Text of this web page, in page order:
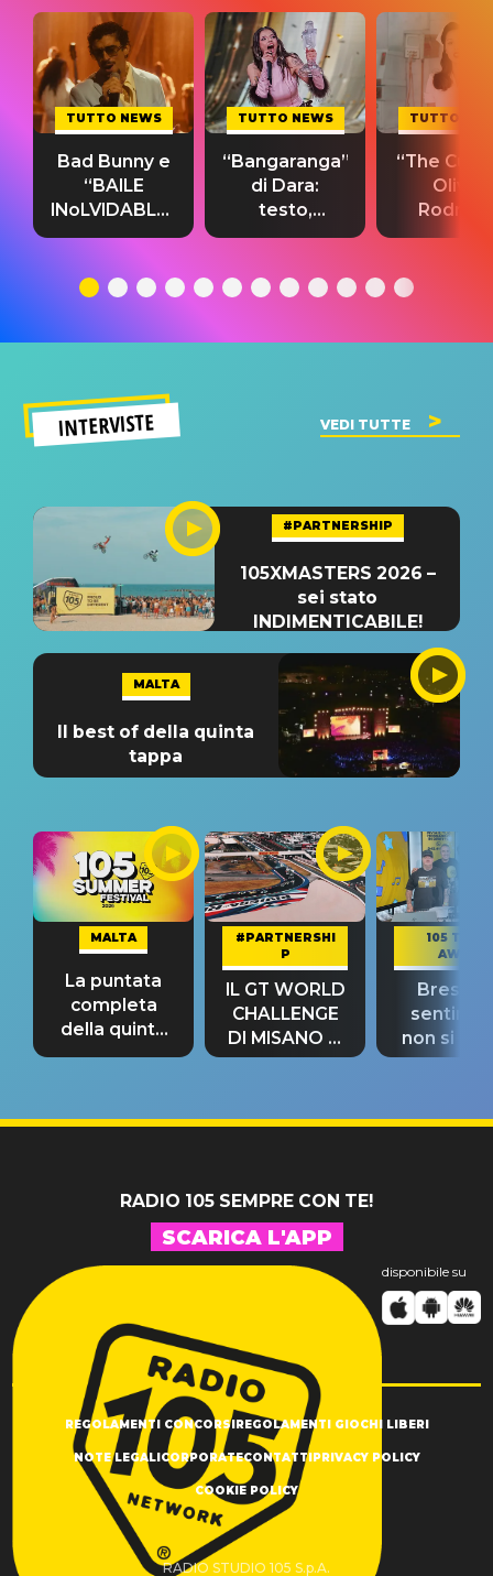
TUTTO NEWS
Bad Bunny e
“BAILE
INoLVIDABLE”:
testo,
significato
TUTTO NEWS
“Bangaranga”
di Dara:
testo,
traduzione e
del singolo
TUTTO
“The
Olivia
testo,
INTERVISTE VEDI TUTTE
#PARTNERSHIP
105XMASTERS 2026 –
sei stato
INDIMENTICABILE!
MALTA
Il best of della quinta
tappa
MALTA
La puntata
completa
della quinta
tappa
#PARTNERSHI
P
IL GT WORLD
CHALLENGE
DI MISANO si
riconferma
105 TAKE
AWAY
Bresh:
non si
fino alla
RADIO 105 SEMPRE CON TE!
SCARICA L'APP
disponibile su
REGOLAMENTI CONCORSI REGOLAMENTI GIOCHI LIBERI
NOTE LEGALI CORPORATECONTATTI PRIVACY POLICY
COOKIE POLICY
RADIO STUDIO 105 S.p.A.